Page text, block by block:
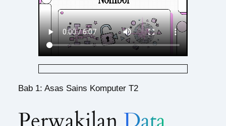
Bab 1: Asas Sains Komputer T2